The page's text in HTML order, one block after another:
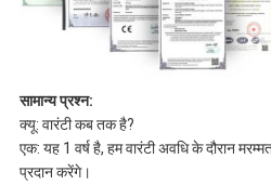
सामान्य प्रश्न:
क्यू: वारंटी कब तक है?
एक: यह 1 वर्ष है, हम वारंटी अवधि के दौरान
प्रदान करेंगे।